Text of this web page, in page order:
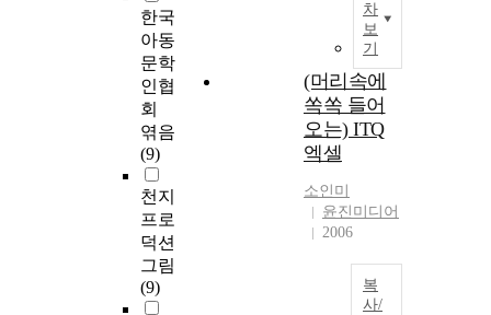
한국
아동
문학
인협
회
엮음
(9)
천지
프로
덕션
그림
(9)
차
보
기
(머리속에
쏙쏙 들어
오는) ITQ
엑셀
소인미
윤진미디어
2006
복
사/